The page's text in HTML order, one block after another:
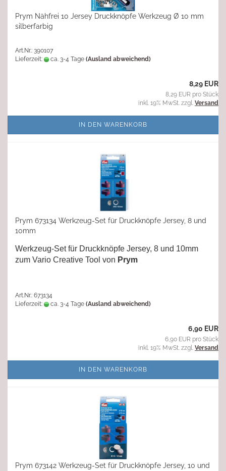
Prym Nähfrei 10 Jersey Druckknöpfe Werkzeug Ø 10 mm
silberfarbig
Art.Nr.: 390107
Lieferzeit:
ca. 3-4 Tage (Ausland abweichend)
8,29 EUR
8,29 EUR pro Stück
inkl. 19% MwSt. zzgl. Versand
IN DEN WARENKORB
Prym 673134 Werkzeug-Set für Druckknöpfe Jersey, 8 und
10mm
Werkzeug-Set für Druckknöpfe Jersey, 8 und 10mm
zum Vario Creative Tool von Prym
Art.Nr.: 673134
Lieferzeit:
ca. 3-4 Tage (Ausland abweichend)
6,90 EUR
6,90 EUR pro Stück
inkl. 19% MwSt. zzgl. Versand
IN DEN WARENKORB
Prym 673142 Werkzeug-Set für Druckknöpfe Jersey, 10 und